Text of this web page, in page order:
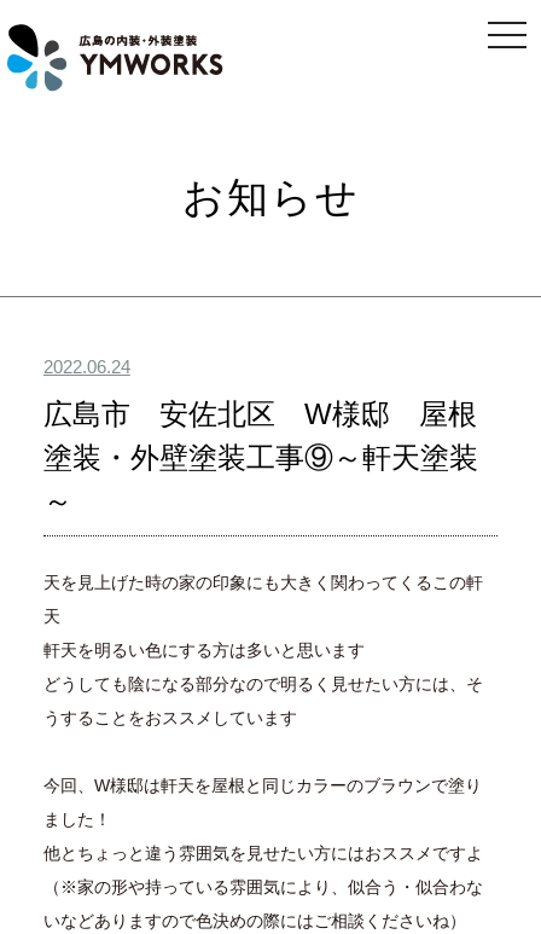
お知らせ
2022.06.24
広島市 安佐北区 W様邸 屋根
塗装・外壁塗装工事⑨～軒天塗装
～
天を見上げた時の家の印象にも大きく関わってくるこの軒
天
軒天を明るい色にする方は多いと思います
どうしても陰になる部分なので明るく見せたい方には、そ
うすることをおススメしています
今回、W様邸は軒天を屋根と同じカラーのブラウンで塗り
ました！
他とちょっと違う雰囲気を見せたい方にはおススメですよ
（※家の形や持っている雰囲気により、似合う・似合わな
いなどありますので色決めの際にはご相談くださいね）